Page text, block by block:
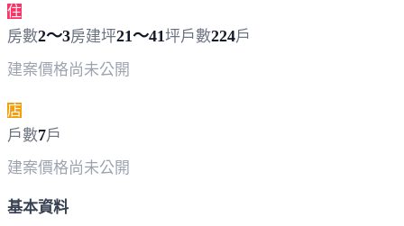
住
房數2～3房建坪21～41坪戶數224戶
建案價格尚未公開
店
戶數7戶
建案價格尚未公開
基本資料